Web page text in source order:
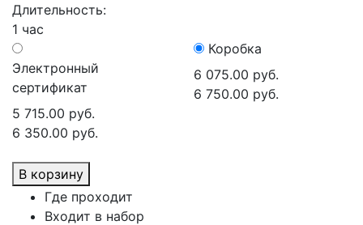
Длительность:
1 час
Электронный
сертификат
5 715.00 руб.
6 350.00 руб.
Коробка
6 075.00 руб.
6 750.00 руб.
В корзину
Где проходит
Входит в набор